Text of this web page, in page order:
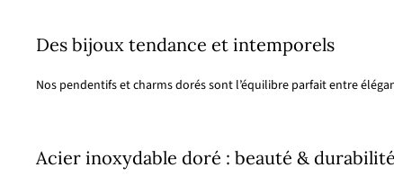
Des bijoux tendance et intemporels
Nos pendentifs et charms dorés sont l’équilibre parfait entre
Acier inoxydable doré : beauté & durabilité